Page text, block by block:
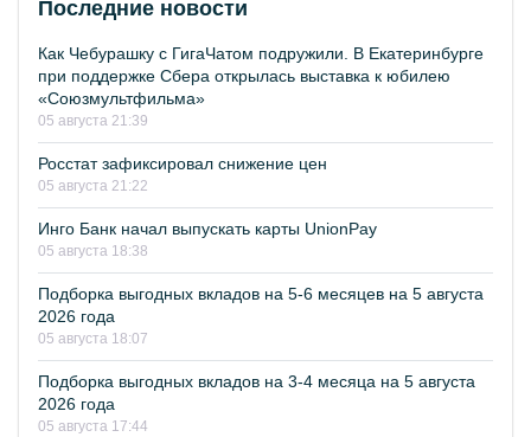
Последние новости
Как Чебурашку с ГигаЧатом подружили. В Екатеринбурге
при поддержке Сбера открылась выставка к юбилею
«Союзмультфильма»
05 августа 21:39
Росстат зафиксировал снижение цен
05 августа 21:22
Инго Банк начал выпускать карты UnionPay
05 августа 18:38
Подборка выгодных вкладов на 5-6 месяцев на 5 августа
2026 года
05 августа 18:07
Подборка выгодных вкладов на 3-4 месяца на 5 августа
2026 года
05 августа 17:44